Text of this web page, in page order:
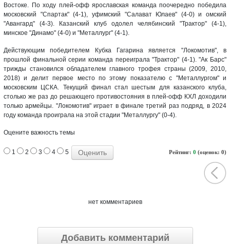
Востоке. По ходу плей-офф ярославская команда поочередно победила
московский "Спартак" (4-1), уфимский "Салават Юлаев" (4-0) и омский
"Авангард" (4-3). Казанский клуб одолел челябинский "Трактор" (4-1),
минское "Динамо" (4-0) и "Металлург" (4-1).
Действующим победителем Кубка Гагарина является "Локомотив", в
прошлой финальной серии команда переиграла "Трактор" (4-1). "Ак Барс"
трижды становился обладателем главного трофея страны (2009, 2010,
2018) и делит первое место по этому показателю с "Металлургом" и
московским ЦСКА. Текущий финал стал шестым для казанского клуба,
столько же раз до решающего противостояния в плей-офф КХЛ доходили
только армейцы. "Локомотив" играет в финале третий раз подряд, в 2024
году команда проиграла на этой стадии "Металлургу" (0-4).
Оцените важность темы
Рейтинг: 0 (оценок: 0)
1 2 3 4 5
нет комментариев
Добавить комментарий